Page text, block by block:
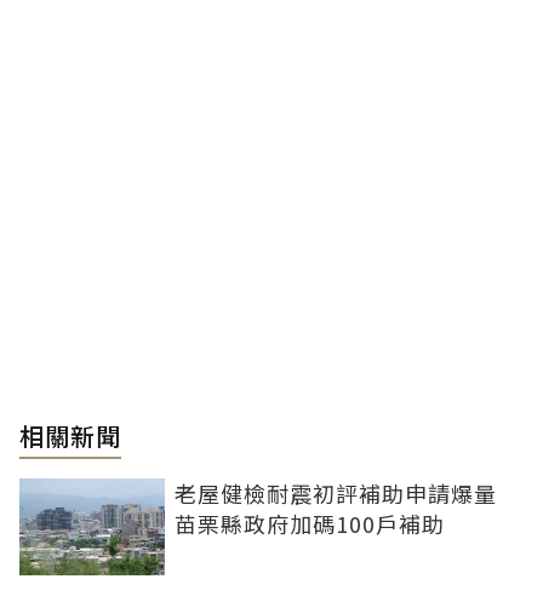
相關新聞
老屋健檢耐震初評補助申請爆量
苗栗縣政府加碼100戶補助